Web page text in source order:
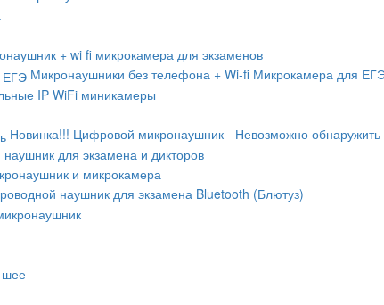
+ wi fi микрокамера для экзаменов
Микронаушники без телефона + Wi-fi Микрокамера для
IP WiFi миникамеры
Новинка!!! Цифровой микронаушник - Невозможно обнаружить
для экзамена и дикторов
и микрокамера
наушник для экзамена Bluetooth (Блютуз)
шее